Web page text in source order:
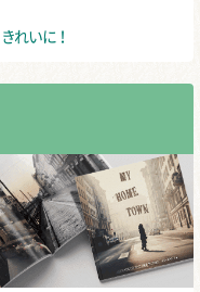
れいに！